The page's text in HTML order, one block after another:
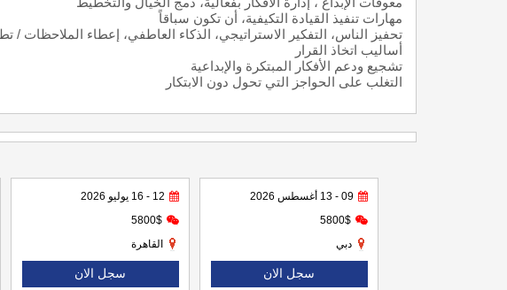
مهارات تنفيذ القيادة التكيفية، أن تكون سباقاً
تحفيز الناس، التفكير الاستراتيجي، الذكاء العاطفي، إعطاء الملاحظات /
أساليب اتخاذ القرار
تشجيع ودعم الأفكار المبتكرة والإبداعية
التغلب على الحواجز التي تحول دون الابتكار
12 - 16 يوليو 2026
5800$
القاهرة
سجل الان
09 - 13 أغسطس 2026
5800$
دبي
سجل الان